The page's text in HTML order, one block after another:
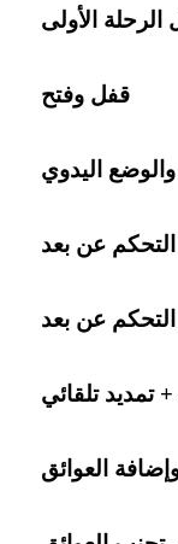
الرحلة الأولى
قفل وفتح
التحكم عن بعد
التحكم عن بعد
العوائق